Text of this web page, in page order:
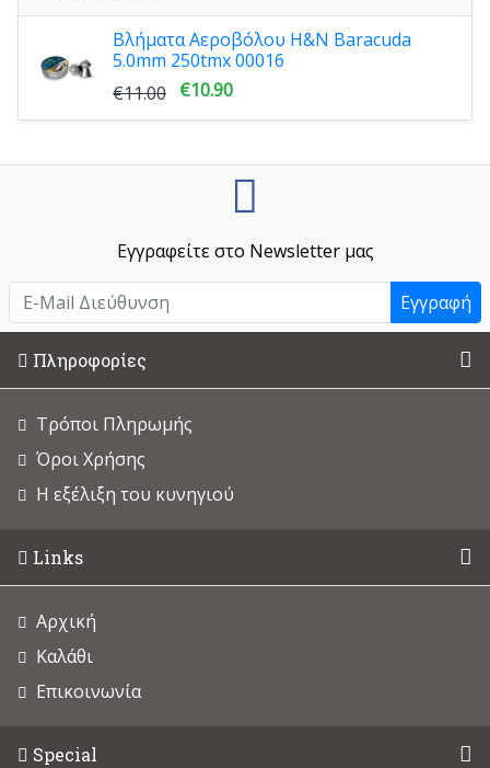
Βλήματα Αεροβόλου H&N Baracuda
5.0mm 250tmx 00016
€11.00 €10.90
Εγγραφείτε στο Newsletter μας
Εγγραφή
Πληροφορίες
Τρόποι Πληρωμής
Όροι Χρήσης
Η εξέλιξη του κυνηγιού
Links
Αρχική
Καλάθι
Επικοινωνία
Special